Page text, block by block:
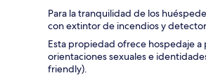
Para la tranquilidad de los
con extintor de incendios y
Esta propiedad ofrece hospedaje a
orientaciones sexuales e
friendly).